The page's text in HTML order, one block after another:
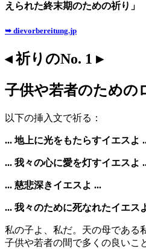
えられた終末期のための祈り」
➥ dievorbereitung.jp
◂ 祈りのNo. 1 ▸
子供や若者のための
以下の挿入文で祈る：
... 地上に光をもたらすイエスよ
... 我々の心に愛を灯すイエスよ
... 慈悲深きイエスよ ...
... 我々のために死なれたイエス
私の子よ、私だ。天の母である
子供や若者の間で多くの良いこ